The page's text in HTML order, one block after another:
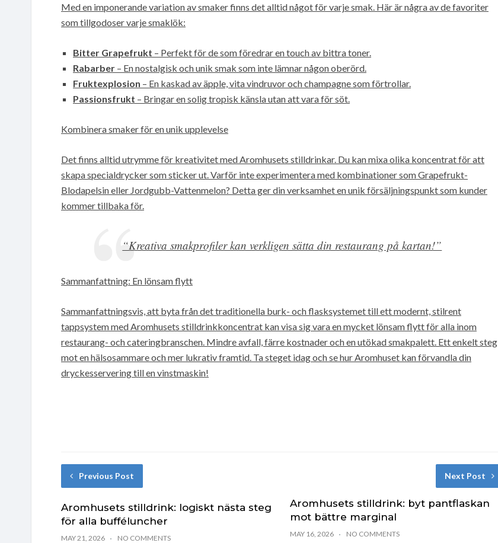
Med en imponerande variation av smaker finns det alltid något för varje smak. Här är några av de favoriter
som tillgodoser varje smaklök:
Bitter Grapefrukt – Perfekt för de som föredrar en touch av bittra toner.
Rabarber – En nostalgisk och unik smak som inte lämnar någon oberörd.
Fruktexplosion – En kaskad av äpple, vita vindruvor och champagne som förtrollar.
Passionsfrukt – Bringar en solig tropisk känsla utan att vara för söt.
Kombinera smaker för en unik upplevelse
Det finns alltid utrymme för kreativitet med Aromhusets stilldrinkar. Du kan mixa olika koncentrat för att
skapa specialdrycker som sticker ut. Varför inte experimentera med kombinationer som Grapefrukt-
Blodapelsin eller Jordgubb-Vattenmelon? Detta ger din verksamhet en unik försäljningspunkt som kunder
kommer tillbaka för.
“Kreativa smakprofiler kan verkligen sätta din restaurang på kartan!”
Sammanfattning: En lönsam flytt
Sammanfattningsvis, att byta från det traditionella burk- och flasksystemet till ett modernt, stilrent
tappsystem med Aromhusets stilldrinkkoncentrat kan visa sig vara en mycket lönsam flytt för alla inom
restaurang- och cateringbranschen. Mindre avfall, färre kostnader och en utökad smakpalett. Ett enkelt steg
mot en hälsosammare och mer lukrativ framtid. Ta steget idag och se hur Aromhuset kan förvandla din
dryckesservering till en vinstmaskin!
Previous Post
Aromhusets stilldrink: logiskt nästa steg
för alla bufféluncher
MAY 21, 2026 NO COMMENTS
Next Post
Aromhusets stilldrink: byt pantflaskan
mot bättre marginal
MAY 16, 2026 NO COMMENTS